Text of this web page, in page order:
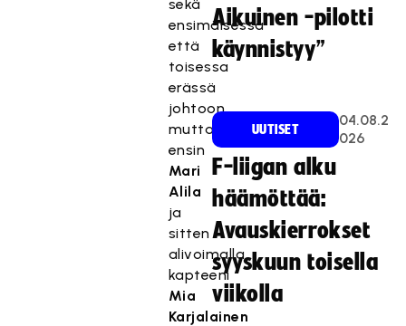
sekä
ensimäisessä
että
toisessa
erässä
johtoon,
mutta
ensin
Mari
Alila
ja
sitten
alivoimalla
kapteeni
Mia
Karjalainen
Aikuinen -pilotti
käynnistyy”
UUTISET
04.08.2
026
F-liigan alku
häämöttää:
Avauskierrokset
syyskuun toisella
viikolla